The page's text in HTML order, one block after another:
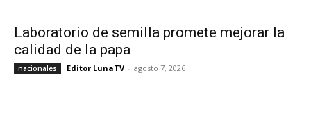
Laboratorio de semilla promete mejorar la
calidad de la papa
nacionales Editor LunaTV - agosto 7, 2026